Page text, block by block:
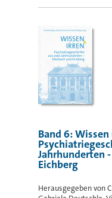
Band 6:
Jahrhunderten
Eichberg
Herausgegeben von